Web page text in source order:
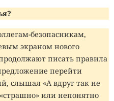
безопасникам,
экраном нового
писать правила
перейти
слышал «А вдруг так не
или непонятно